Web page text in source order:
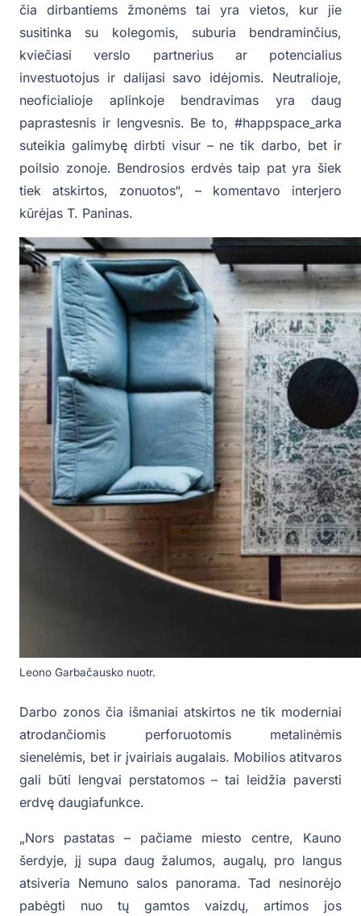
čia dirbantiems žmonėms tai yra vietos, kur jie
susitinka su kolegomis, suburia bendraminčius,
kviečiasi verslo partnerius ar potencialius
investuotojus ir dalijasi savo idėjomis. Neutralioje,
neoficialioje aplinkoje bendravimas yra daug
paprastesnis ir lengvesnis. Be to, #happspace_arka
suteikia galimybę dirbti visur – ne tik darbo, bet ir
poilsio zonoje. Bendrosios erdvės taip pat yra šiek
tiek atskirtos, zonuotos“, – komentavo interjero
kūrėjas T. Paninas.
Leono Garbačausko nuotr.
Darbo zonos čia išmaniai atskirtos ne tik moderniai
atrodančiomis perforuotomis metalinėmis
sienelėmis, bet ir įvairiais augalais. Mobilios atitvaros
gali būti lengvai perstatomos – tai leidžia paversti
erdvę daugiafunkce.
„Nors pastatas – pačiame miesto centre, Kauno
šerdyje, jį supa daug žalumos, augalų, pro langus
atsiveria Nemuno salos panorama. Tad nesinorėjo
pabėgti nuo tų gamtos vaizdų, artimos jos